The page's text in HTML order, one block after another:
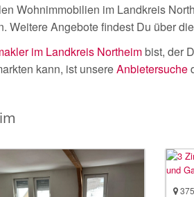
Wohnimmobilien im Landkreis
Weitere Angebote findest Du über die
im Landkreis Northeimbist, der
kann, ist unsereAnbietersuche